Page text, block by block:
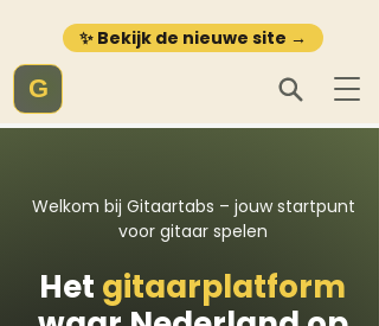
✨ Bekijk de nieuwe site →
G
Welkom bij Gitaartabs – jouw startpunt
voor gitaar spelen
Het gitaarplatform